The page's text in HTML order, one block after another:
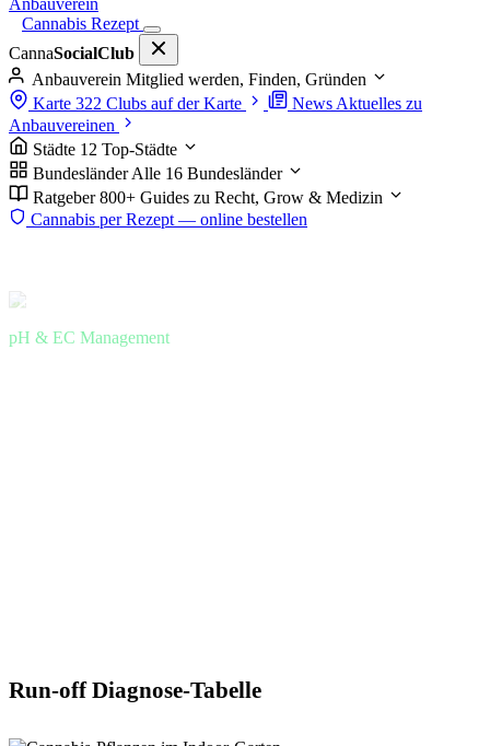
Anbauverein
Cannabis Rezept
CannaSocialClub
Anbauverein Mitglied werden, Finden, Gründen
Karte 322 Clubs auf der Karte News Aktuelles zu
Anbauvereinen
Städte 12 Top-Städte
Bundesländer Alle 16 Bundesländer
Ratgeber 800+ Guides zu Recht, Grow & Medizin
Cannabis per Rezept — online bestellen
Start
pH & EC Management
Run-off Diagnose-Tabelle